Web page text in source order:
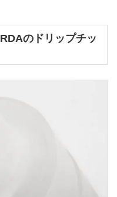
のドリップチッ